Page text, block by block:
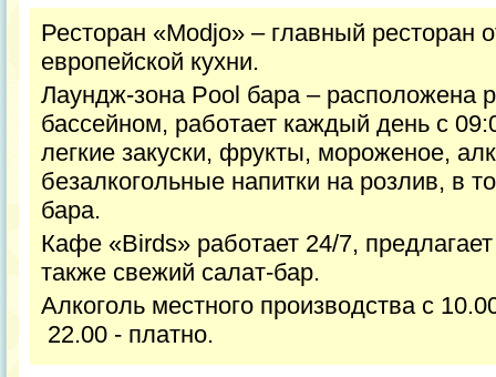
Ресторан «Modjo» – главный ресторан
европейской кухни.
Лаундж-зона Pool бара – расположена
бассейном, работает каждый день с
легкие закуски, фрукты, мороженое,
безалкогольные напитки на розлив, в
бара.
Кафе «Birds» работает 24/7,
также свежий салат-бар.
Алкоголь местного производства с
22.00 - платно.